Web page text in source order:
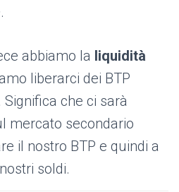
abbiamo la liquidità
liberarci dei BTP
che ci sarà
mercato secondario
il nostro BTP e quindi a
soldi.